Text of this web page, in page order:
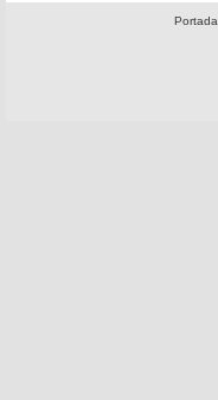
Portada